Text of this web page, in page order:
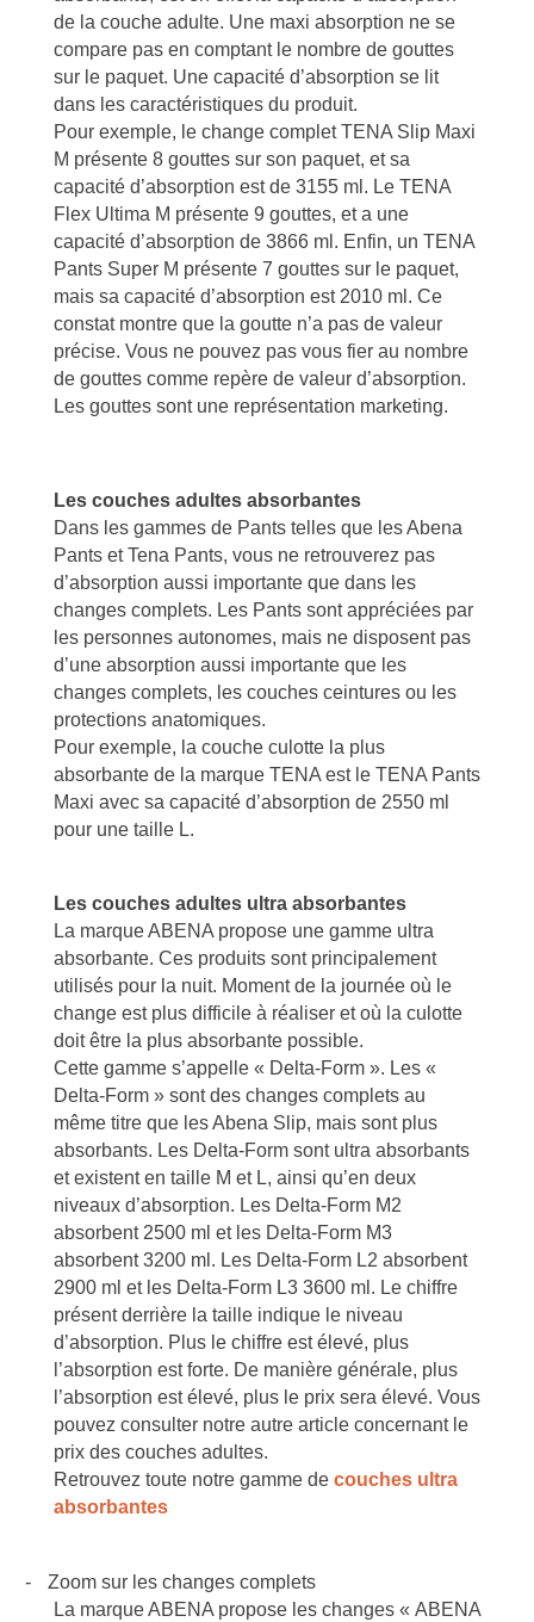
de la couche adulte. Une maxi absorption ne se
compare pas en comptant le nombre de gouttes
sur le paquet. Une capacité d’absorption se lit
dans les caractéristiques du produit.
Pour exemple, le change complet TENA Slip Maxi
M présente 8 gouttes sur son paquet, et sa
capacité d’absorption est de 3155 ml. Le TENA
Flex Ultima M présente 9 gouttes, et a une
capacité d’absorption de 3866 ml. Enfin, un TENA
Pants Super M présente 7 gouttes sur le paquet,
mais sa capacité d’absorption est 2010 ml. Ce
constat montre que la goutte n’a pas de valeur
précise. Vous ne pouvez pas vous fier au nombre
de gouttes comme repère de valeur d’absorption.
Les gouttes sont une représentation marketing.
Les couches adultes absorbantes
Dans les gammes de Pants telles que les Abena
Pants et Tena Pants, vous ne retrouverez pas
d’absorption aussi importante que dans les
changes complets. Les Pants sont appréciées par
les personnes autonomes, mais ne disposent pas
d’une absorption aussi importante que les
changes complets, les couches ceintures ou les
protections anatomiques.
Pour exemple, la couche culotte la plus
absorbante de la marque TENA est le TENA Pants
Maxi avec sa capacité d’absorption de 2550 ml
pour une taille L.
Les couches adultes ultra absorbantes
La marque ABENA propose une gamme ultra
absorbante. Ces produits sont principalement
utilisés pour la nuit. Moment de la journée où le
change est plus difficile à réaliser et où la culotte
doit être la plus absorbante possible.
Cette gamme s’appelle « Delta-Form ». Les «
Delta-Form » sont des changes complets au
même titre que les Abena Slip, mais sont plus
absorbants. Les Delta-Form sont ultra absorbants
et existent en taille M et L, ainsi qu’en deux
niveaux d’absorption. Les Delta-Form M2
absorbent 2500 ml et les Delta-Form M3
absorbent 3200 ml. Les Delta-Form L2 absorbent
2900 ml et les Delta-Form L3 3600 ml. Le chiffre
présent derrière la taille indique le niveau
d’absorption. Plus le chiffre est élevé, plus
l’absorption est forte. De manière générale, plus
l’absorption est élevé, plus le prix sera élevé. Vous
pouvez consulter notre autre article concernant le
prix des couches adultes.
Retrouvez toute notre gamme de couches ultra
absorbantes
-
Zoom sur les changes complets
La marque ABENA propose les changes « ABENA